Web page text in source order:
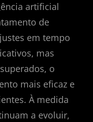
artificial
de
em tempo
mas
o
mais eficaz e
À medida
a evoluir,